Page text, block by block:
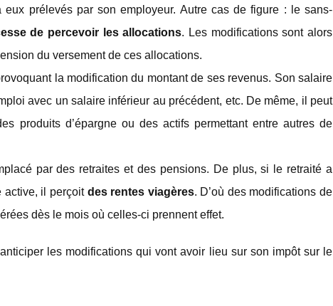
prélevés par son employeur. Autre cas de figure : le sans-
de percevoir les allocations. Les modifications sont alors
du versement de ces allocations.
la modification du montant de ses revenus. Son salaire
avec un salaire inférieur au précédent, etc. De même, il peut
produits d’épargne ou des actifs permettant entre autres de
par des retraites et des pensions. De plus, si le retraité a
active, il perçoit des rentes viagères. D’où des modifications de
dès le mois où celles-ci prennent effet.
les modifications qui vont avoir lieu sur son impôt sur le